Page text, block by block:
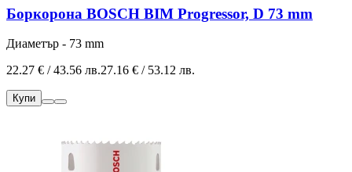
Боркорона BOSCH BIM Progressor, D 73 mm
Диаметър - 73 mm
22.27 € / 43.56 лв.27.16 € / 53.12 лв.
Купи